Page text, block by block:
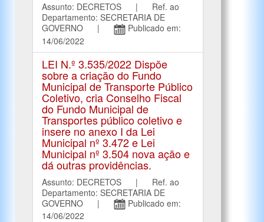
Assunto: DECRETOS | Ref. ao
Departamento: SECRETARIA DE
GOVERNO |
Publicado em:
14/06/2022
LEI N.º 3.535/2022 Dispõe
sobre a criação do Fundo
Municipal de Transporte Público
Coletivo, cria Conselho Fiscal
do Fundo Municipal de
Transportes público coletivo e
insere no anexo I da Lei
Municipal nº 3.472 e Lei
Municipal nº 3.504 nova ação e
dá outras providências.
Assunto: DECRETOS | Ref. ao
Departamento: SECRETARIA DE
GOVERNO |
Publicado em:
14/06/2022